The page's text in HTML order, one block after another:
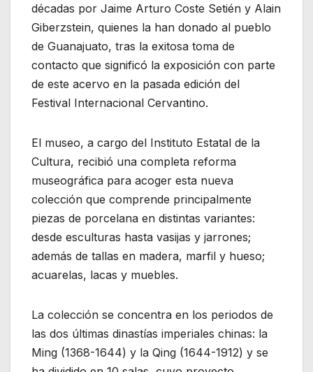
décadas por Jaime Arturo Coste Setién y Alain
Giberzstein, quienes la han donado al pueblo
de Guanajuato, tras la exitosa toma de
contacto que significó la exposición con parte
de este acervo en la pasada edición del
Festival Internacional Cervantino.
El museo, a cargo del Instituto Estatal de la
Cultura, recibió una completa reforma
museográfica para acoger esta nueva
colección que comprende principalmente
piezas de porcelana en distintas variantes:
desde esculturas hasta vasijas y jarrones;
además de tallas en madera, marfil y hueso;
acuarelas, lacas y muebles.
La colección se concentra en los periodos de
las dos últimas dinastías imperiales chinas: la
Ming (1368-1644) y la Qing (1644-1912) y se